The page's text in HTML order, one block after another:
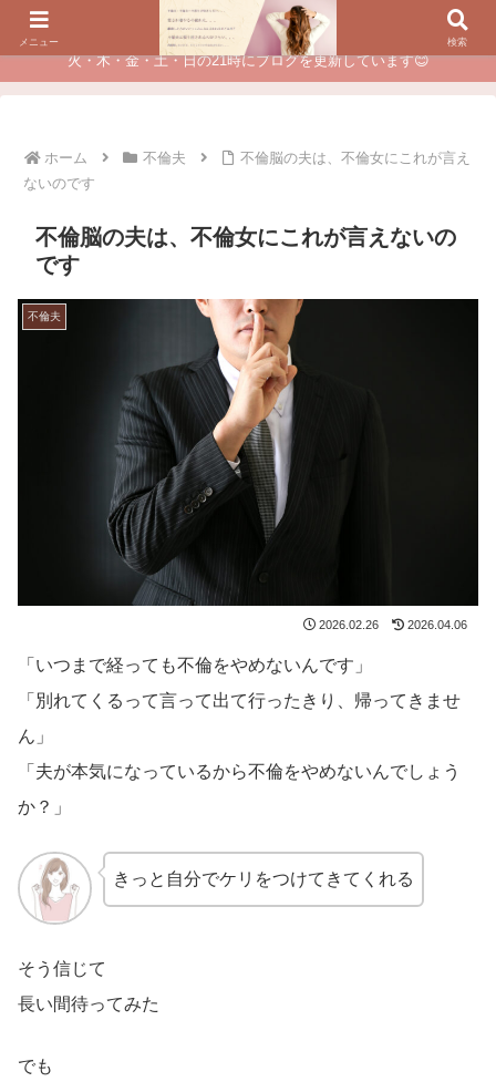
夫に不倫されたつらい経験が、あなたのチャンスに変わるカウンセリング
火・木・金・土・日の21時にブログを更新しています😊
ホーム 不倫夫
不倫脳の夫は、不倫女にこれが言え
ないのです
不倫脳の夫は、不倫女にこれが言えないの
です
不倫夫
2026.02.26 2026.04.06
「いつまで経っても不倫をやめないんです」
「別れてくるって言って出て行ったきり、帰ってきませ
ん」
「夫が本気になっているから不倫をやめないんでしょう
か？」
きっと自分でケリをつけてきてくれる
そう信じて
長い間待ってみた
でも
メニュー 検索